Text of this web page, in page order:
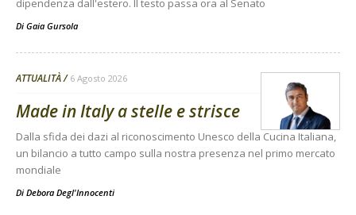
Di Gaia Gursola
ATTUALITÀ 6 Agosto 2026
Made in Italy a stelle e strisce
Dalla sfida dei dazi al riconoscimento Unesco della Cucina Italiana,
un bilancio a tutto campo sulla nostra presenza nel primo mercato
mondiale
Di Debora Degl'Innocenti